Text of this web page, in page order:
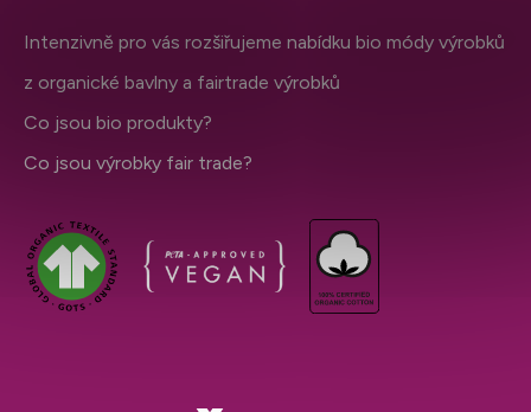
Intenzivně pro vás rozšiřujeme nabídku bio módy výrobků
z organické bavlny a fairtrade výrobků
Co jsou bio produkty?
Co jsou výrobky fair trade?